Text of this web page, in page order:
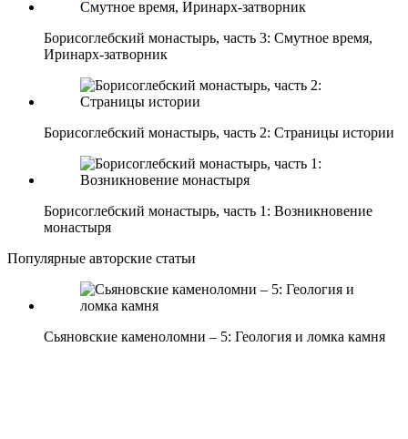
Борисоглебский монастырь, часть 3: Смутное время,
Иринарх-затворник
Борисоглебский монастырь, часть 2: Страницы истории
Борисоглебский монастырь, часть 1: Возникновение
монастыря
Популярные авторские статьи
Сьяновские каменоломни – 5: Геология и ломка камня